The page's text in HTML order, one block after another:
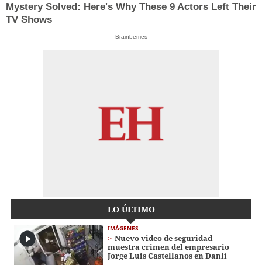
Mystery Solved: Here's Why These 9 Actors Left Their
TV Shows
Brainberries
LO ÚLTIMO
IMÁGENES
Nuevo video de seguridad
muestra crimen del empresario
Jorge Luis Castellanos en Danlí